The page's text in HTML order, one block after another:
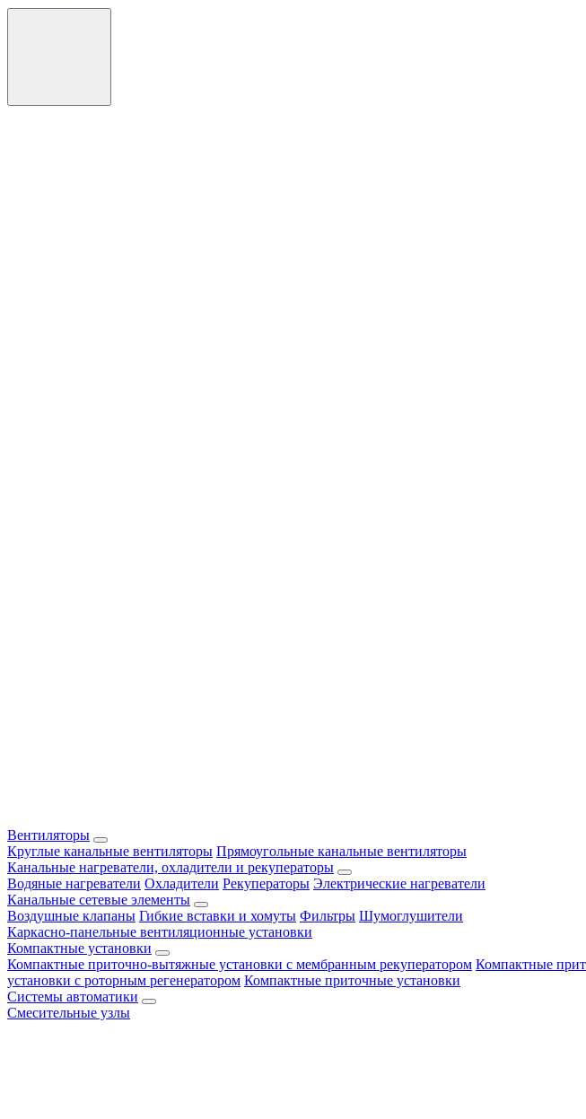
Вентиляторы
Круглые канальные вентиляторы Прямоугольные канальные вентиляторы
Канальные нагреватели, охладители и рекуператоры
Водяные нагреватели Охладители Рекуператоры Электрические нагреватели
Канальные сетевые элементы
Воздушные клапаны Гибкие вставки и хомуты Фильтры Шумоглушители
Каркасно-панельные вентиляционные установки
Компактные установки
Компактные приточно-вытяжные установки с мембранным рекуператором Компактные
установки с роторным регенератором Компактные приточные установки
Системы автоматики
Смесительные узлы